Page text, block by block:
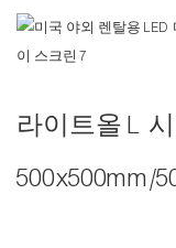
라이트올 L
500x500mm/